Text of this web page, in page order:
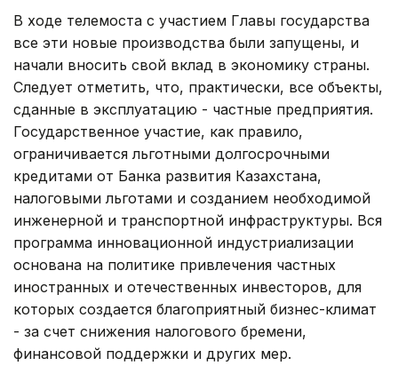
В ходе телемоста с участием Главы государства
все эти новые производства были запущены, и
начали вносить свой вклад в экономику страны.
Следует отметить, что, практически, все объекты,
сданные в эксплуатацию - частные предприятия.
Государственное участие, как правило,
ограничивается льготными долгосрочными
кредитами от Банка развития Казахстана,
налоговыми льготами и созданием необходимой
инженерной и транспортной инфраструктуры. Вся
программа инновационной индустриализации
основана на политике привлечения частных
иностранных и отечественных инвесторов, для
которых создается благоприятный бизнес-климат
- за счет снижения налогового бремени,
финансовой поддержки и других мер.